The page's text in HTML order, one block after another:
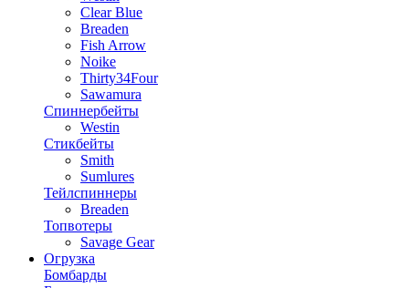
Clear Blue
Breaden
Fish Arrow
Noike
Thirty34Four
Sawamura
Спиннербейты
Westin
Стикбейты
Smith
Sumlures
Тейлспиннеры
Breaden
Топвотеры
Savage Gear
Огрузка
Бомбарды